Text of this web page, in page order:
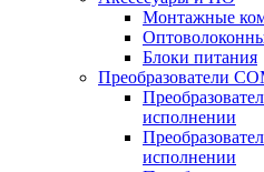
Монтажные
Блоки питания
Преобразователи
исполнении
исполнении